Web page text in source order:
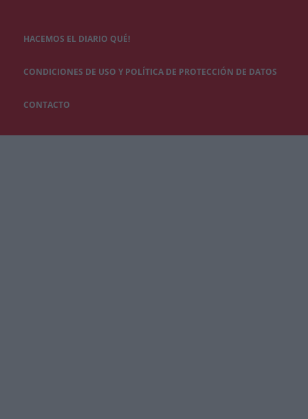
HACEMOS EL DIARIO QUÉ!
CONDICIONES DE USO Y POLÍTICA DE PROTECCIÓN DE DATOS
CONTACTO